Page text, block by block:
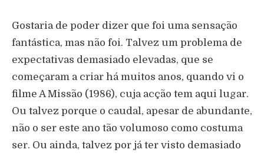
Gostaria de poder dizer que foi uma sensação
fantástica, mas não foi. Talvez um problema de
expectativas demasiado elevadas, que se
começaram a criar há muitos anos, quando vi o
filme A Missão (1986), cuja acção tem aqui lugar.
Ou talvez porque o caudal, apesar de abundante,
não o ser este ano tão volumoso como costuma
ser. Ou ainda, talvez por já ter visto demasiado